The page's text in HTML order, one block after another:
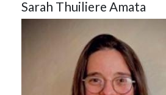
Sarah Thuiliere Amata